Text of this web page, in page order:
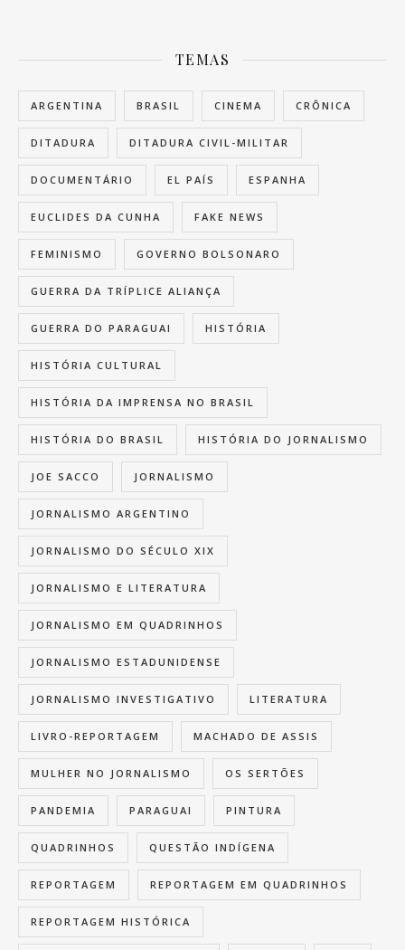
TEMAS
ARGENTINA BRASIL CINEMA CRÔNICA
DITADURA DITADURA CIVIL-MILITAR
DOCUMENTÁRIO EL PAÍS ESPANHA
EUCLIDES DA CUNHA FAKE NEWS
FEMINISMO GOVERNO BOLSONARO
GUERRA DA TRÍPLICE ALIANÇA
GUERRA DO PARAGUAI HISTÓRIA
HISTÓRIA CULTURAL
HISTÓRIA DA IMPRENSA NO BRASIL
HISTÓRIA DO BRASIL HISTÓRIA DO JORNALISMO
JOE SACCO JORNALISMO
JORNALISMO ARGENTINO
JORNALISMO DO SÉCULO XIX
JORNALISMO E LITERATURA
JORNALISMO EM QUADRINHOS
JORNALISMO ESTADUNIDENSE
JORNALISMO INVESTIGATIVO LITERATURA
LIVRO-REPORTAGEM MACHADO DE ASSIS
MULHER NO JORNALISMO OS SERTÕES
PANDEMIA PARAGUAI PINTURA
QUADRINHOS QUESTÃO INDÍGENA
REPORTAGEM REPORTAGEM EM QUADRINHOS
REPORTAGEM HISTÓRICA